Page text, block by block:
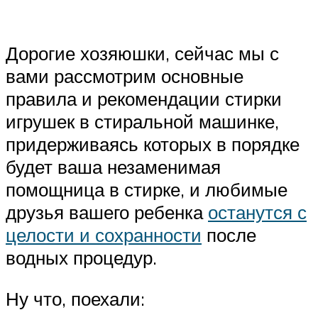
Дорогие хозяюшки, сейчас мы с
вами рассмотрим основные
правила и рекомендации стирки
игрушек в стиральной машинке,
придерживаясь которых в порядке
будет ваша незаменимая
помощница в стирке, и любимые
друзья вашего ребенка останутся с
целости и сохранности после
водных процедур.
Ну что, поехали: